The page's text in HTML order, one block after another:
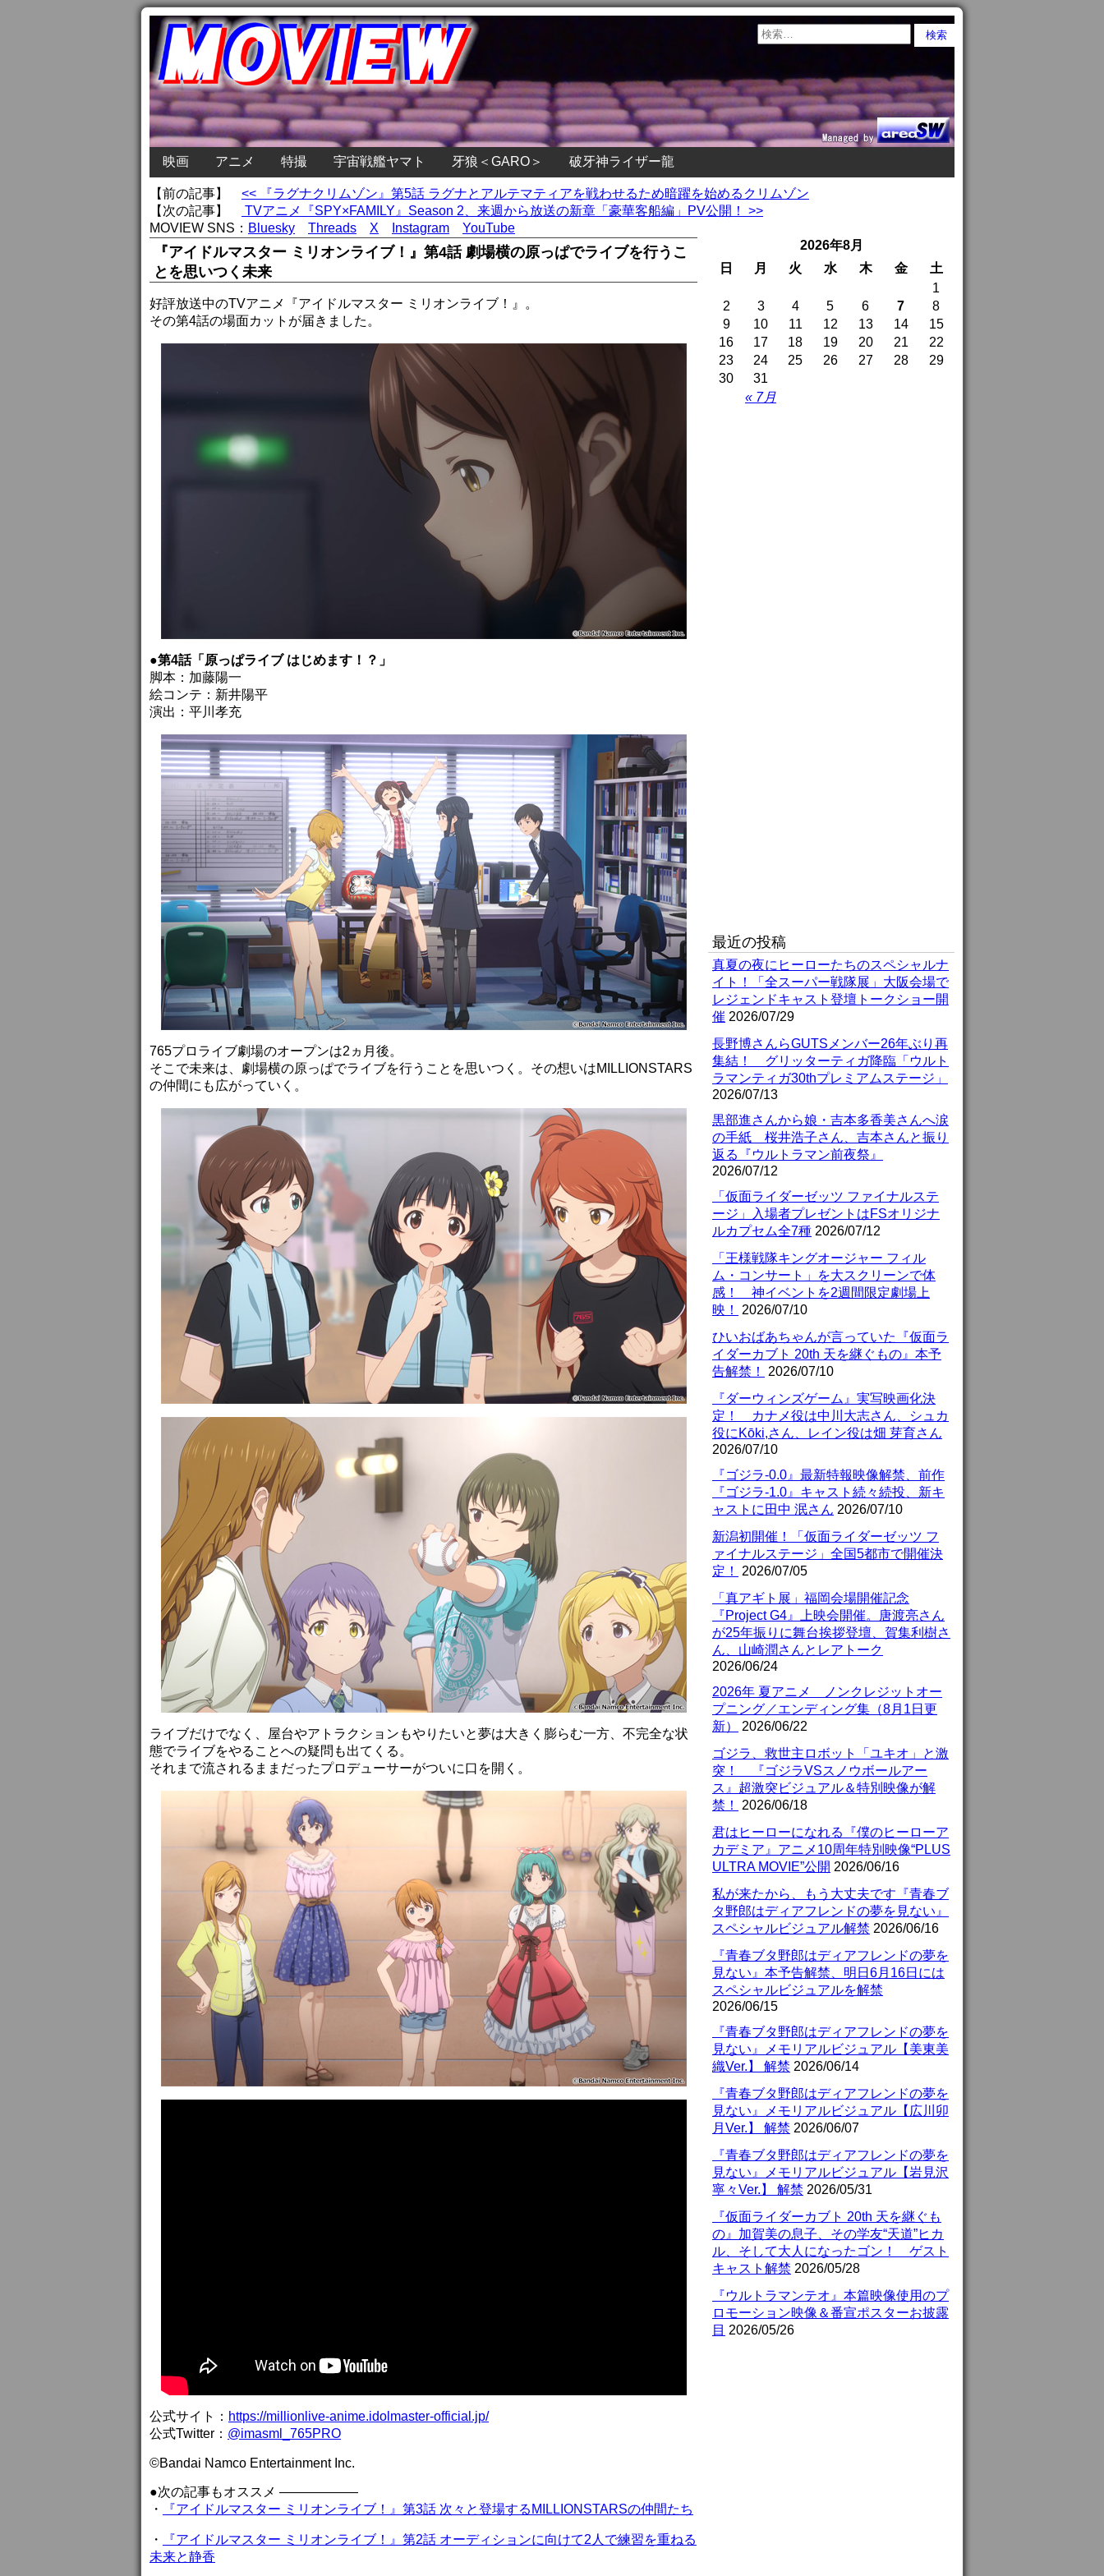
映画 アニメ 特撮 宇宙戦艦ヤマト 牙狼＜GARO＞ 破牙神ライザー龍
【前の記事】 << 『ラグナクリムゾン』第5話 ラグナとアルテマティアを戦わせるため暗躍を始めるクリムゾン
【次の記事】
TVアニメ『SPY×FAMILY』Season 2、来週から放送の新章「豪華客船編」PV公開！ >>
MOVIEW SNS： Bluesky Threads X Instagram YouTube
『アイドルマスター ミリオンライブ！』第4話 劇場横の原っぱでライブを行うこ
とを思いつく未来
好評放送中のTVアニメ『アイドルマスター ミリオンライブ！』。
その第4話の場面カットが届きました。
●第4話「原っぱライブ はじめます！？」
脚本：加藤陽一
絵コンテ：新井陽平
演出：平川孝充
765プロライブ劇場のオープンは2ヵ月後。
そこで未来は、劇場横の原っぱでライブを行うことを思いつく。その想いはMILLIONSTARS
の仲間にも広がっていく。
ライブだけでなく、屋台やアトラクションもやりたいと夢は大きく膨らむ一方、不完全な状
態でライブをやることへの疑問も出てくる。
それまで流されるままだったプロデューサーがついに口を開く。
公式サイト： https://millionlive-anime.idolmaster-official.jp/
公式Twitter： @imasml_765PRO
©Bandai Namco Entertainment Inc.
●次の記事もオススメ ——————
・
『アイドルマスター ミリオンライブ！』第3話 次々と登場するMILLIONSTARSの仲間たち
・
『アイドルマスター ミリオンライブ！』第2話 オーディションに向けて2人で練習を重ねる
未来と静香
2026年8月
日
月 火 水 木 金 土
« 7月
1
2
3 4 5 6 7
8
9
10 11 12 13 14
15
16
17 18 19 20 21
22
23
24 25 26 27 28
29
30
31
最近の投稿
真夏の夜にヒーローたちのスペシャルナ
イト！「全スーパー戦隊展」大阪会場で
レジェンドキャスト登壇トークショー開
催 2026/07/29
長野博さんらGUTSメンバー26年ぶり再
集結！ グリッターティガ降臨「ウルト
ラマンティガ30thプレミアムステージ」
2026/07/13
黒部進さんから娘・吉本多香美さんへ涙
の手紙 桜井浩子さん、吉本さんと振り
返る『ウルトラマン前夜祭』
2026/07/12
「仮面ライダーゼッツ ファイナルステ
ージ」入場者プレゼントはFSオリジナ
ルカプセム全7種 2026/07/12
「王様戦隊キングオージャー フィル
ム・コンサート」を大スクリーンで体
感！ 神イベントを2週間限定劇場上
映！
2026/07/10
ひいおばあちゃんが言っていた『仮面ラ
イダーカブト 20th 天を継ぐもの』本予
告解禁！
2026/07/10
『ダーウィンズゲーム』実写映画化決
定！ カナメ役は中川大志さん、シュカ
役にKōki,さん、レイン役は畑 芽育さん
2026/07/10
『ゴジラ-0.0』最新特報映像解禁、前作
『ゴジラ-1.0』キャスト続々続投、新キ
ャストに田中 泯さん 2026/07/10
新潟初開催！「仮面ライダーゼッツ フ
ァイナルステージ」全国5都市で開催決
定！
2026/07/05
「真アギト展」福岡会場開催記念
『Project G4』上映会開催。唐渡亮さん
が25年振りに舞台挨拶登壇、賀集利樹さ
ん、山崎潤さんとレアトーク
2026/06/24
2026年 夏アニメ ノンクレジットオー
プニング／エンディング集（8月1日更
新）
2026/06/22
ゴジラ、救世主ロボット「ユキオ」と激
突！ 『ゴジラVSスノウボールアー
ス』超激突ビジュアル＆特別映像が解
禁！
2026/06/18
君はヒーローになれる『僕のヒーローア
カデミア』アニメ10周年特別映像“PLUS
ULTRA MOVIE”公開 2026/06/16
私が来たから、もう大丈夫です『青春ブ
タ野郎はディアフレンドの夢を見ない』
スペシャルビジュアル解禁 2026/06/16
『青春ブタ野郎はディアフレンドの夢を
見ない』本予告解禁、明日6月16日には
スペシャルビジュアルを解禁
2026/06/15
『青春ブタ野郎はディアフレンドの夢を
見ない』メモリアルビジュアル【美東美
織Ver.】 解禁 2026/06/14
『青春ブタ野郎はディアフレンドの夢を
見ない』メモリアルビジュアル【広川卯
月Ver.】 解禁 2026/06/07
『青春ブタ野郎はディアフレンドの夢を
見ない』メモリアルビジュアル【岩見沢
寧々Ver.】 解禁 2026/05/31
『仮面ライダーカブト 20th 天を継ぐも
の』加賀美の息子、その学友“天道”ヒカ
ル、そして大人になったゴン！ ゲスト
キャスト解禁 2026/05/28
『ウルトラマンテオ』本篇映像使用のプ
ロモーション映像＆番宣ポスターお披露
目 2026/05/26